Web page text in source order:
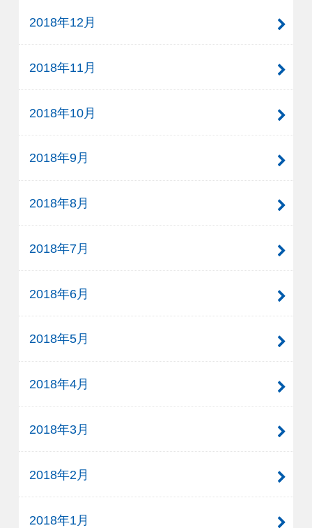
2018年12月
2018年11月
2018年10月
2018年9月
2018年8月
2018年7月
2018年6月
2018年5月
2018年4月
2018年3月
2018年2月
2018年1月